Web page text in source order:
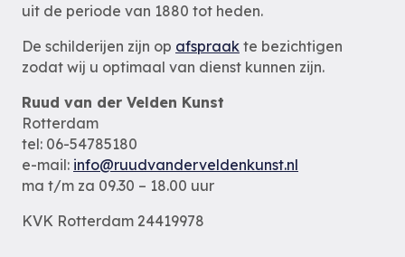
uit de periode van 1880 tot heden.
De schilderijen zijn op afspraak te bezichtigen
zodat wij u optimaal van dienst kunnen zijn.
Ruud van der Velden Kunst
Rotterdam
tel: 06-54785180
e-mail: info@ruudvanderveldenkunst.nl
ma t/m za 09.30 – 18.00 uur
KVK Rotterdam 24419978